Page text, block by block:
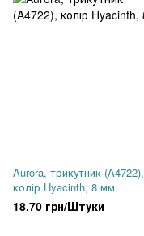
Aurora, трикутник (A4722),
колір Hyacinth, 8 мм
18.70 грн/Штуки